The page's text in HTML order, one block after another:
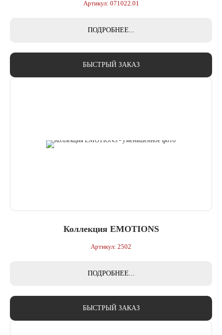
Артикул: 071022.01
ПОДРОБНЕЕ...
БЫСТРЫЙ ЗАКАЗ
Коллекция EMOTIONS
Артикул: 2502
ПОДРОБНЕЕ...
БЫСТРЫЙ ЗАКАЗ